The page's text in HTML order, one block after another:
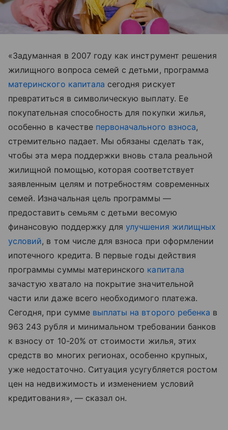
«Задуманная в 2007 году как инструмент решения
жилищного вопроса семей с детьми, программа
материнского капитала сегодня рискует
превратиться в символическую выплату. Ее
покупательная способность для покупки жилья,
особенно в качестве первоначального взноса,
стремительно падает. Мы обязаны сделать так,
чтобы эта мера поддержки вновь стала реальной
жилищной помощью, которая соответствует
заявленным целям и потребностям современных
семей. Изначальная цель программы —
предоставить семьям с детьми весомую
финансовую поддержку дляулучшения жилищных
условий, в том числе для взноса при оформлении
ипотечного кредита. В первые годы действия
программы суммы материнского капитала
зачастую хватало на покрытие значительной
части или даже всего необходимого платежа.
Сегодня, при сумме выплаты на второго ребенка в
963 243 рубля и минимальном требовании банков
к взносу от 10-20% от стоимости жилья, этих
средств во многих регионах, особенно крупных,
уже недостаточно. Ситуация усугубляется ростом
цен на недвижимость и изменением условий
кредитования», — сказал он.